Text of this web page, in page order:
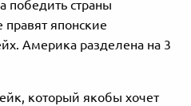
победить страны
японские
Америка разделена на 3
который якобы хочет